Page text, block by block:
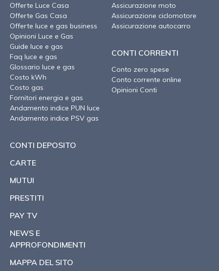
Offerte Luce Casa
Offerte Gas Casa
Offerte luce e gas business
Opinioni Luce e Gas
Guide luce e gas
Faq luce e gas
Glossario luce e gas
Costo kWh
Costo gas
Fornitori energia e gas
Andamento indice PUN luce
Andamento indice PSV gas
Assicurazione moto
Assicurazione ciclomotore
Assicurazione autocarro
CONTI CORRENTI
Conto zero spese
Conto corrente online
Opinioni Conti
CONTI DEPOSITO
CARTE
MUTUI
PRESTITI
PAY TV
NEWS E
APPROFONDIMENTI
MAPPA DEL SITO